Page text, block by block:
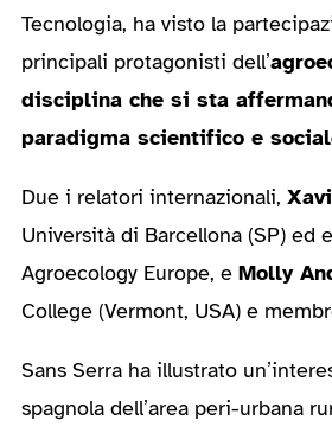
Tecnologia, ha visto la
principali protagonisti dell’
disciplina che si sta
paradigma scientifico e
Due i relatori internazionali,
Università di Barcellona (SP) ed
Agroecology Europe, e Molly
College (Vermont, USA) e
Sans Serra ha illustrato
spagnola dell’area peri-urbana